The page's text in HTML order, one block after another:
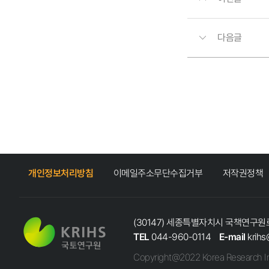
다음글
개인정보처리방침 이메일주소무단수집거부 저작권정책
(30147) 세종특별자치시 국책연구원
TEL 044-960-0114 E-mail
Copyright@2022 Korea Research